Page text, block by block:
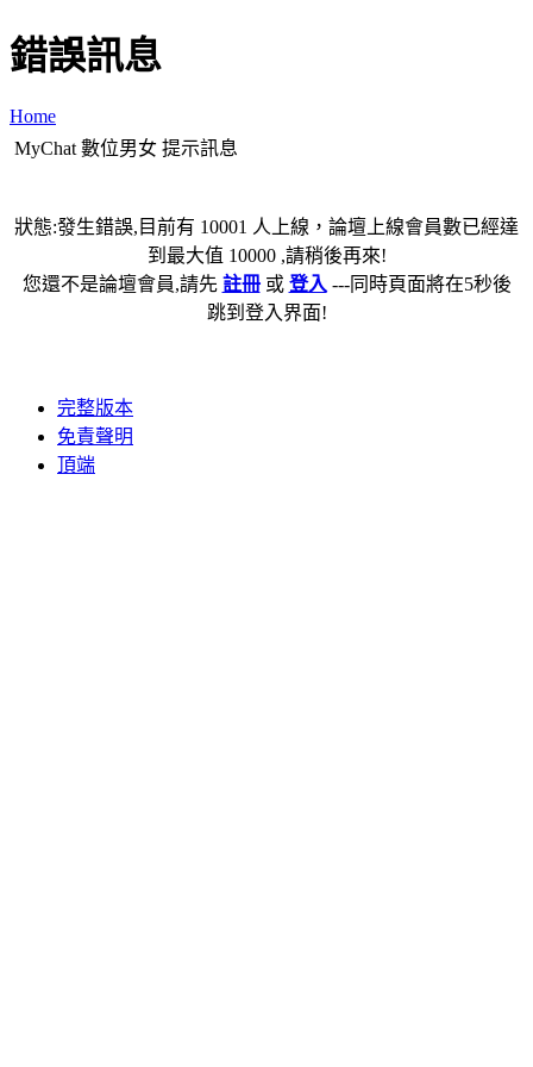
錯誤訊息
Home
MyChat 數位男女 提示訊息
狀態:發生錯誤,目前有 10001 人上線，論壇上線會員數已經達
到最大值 10000 ,請稍後再來!
您還不是論壇會員,請先 註冊或 登入 ---同時頁面將在5秒後
跳到登入界面!
完整版本
免責聲明
頂端